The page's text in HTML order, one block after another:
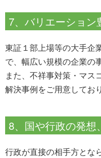
7、バリエーション
東証１部上場等の大手企
で、幅広い規模の企業の
また、不祥事対策・マス
解決事例をご用意してお
8、国や行政の発想
行政が直接の相手方とな